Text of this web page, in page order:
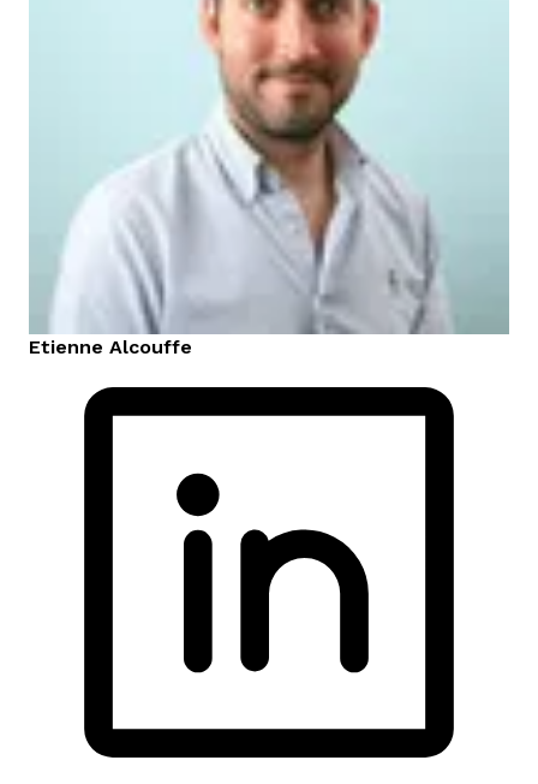
Etienne Alcouffe